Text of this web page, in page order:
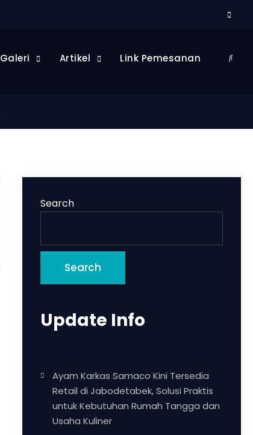
Galeri Artikel Link Pemesanan
Search
Search
Update Info
Ayam Karkas Samaco Kini Tersedia
Retail di Jabodetabek, Solusi Praktis
untuk Kebutuhan Rumah Tangga dan
Usaha Kuliner